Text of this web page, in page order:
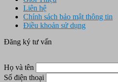
Liên hệ
Chính sách bảo mật thông tin
Điều khoản sử dụng
Đăng ký tư vấn
Họ và tên
Số điện thoại